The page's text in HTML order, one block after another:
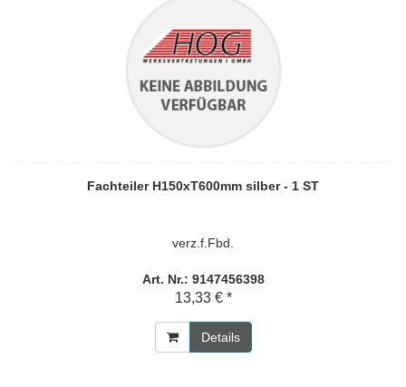
Fachteiler H150xT600mm silber - 1 ST
verz.f.Fbd.
Art. Nr.: 9147456398
13,33 € *
Details